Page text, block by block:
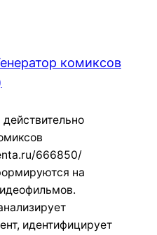
комиксов
действительно
666850/
на
идентифицирует